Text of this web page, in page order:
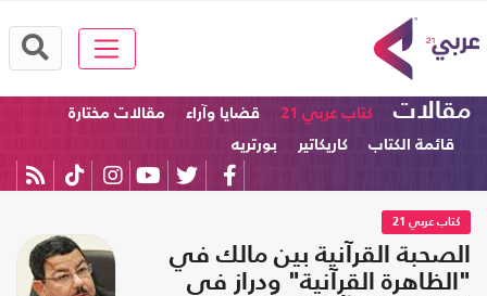
مقالات كتاب عربي 21 قضايا وآراء
مقالات مختارة
قائمة الكتاب
كاريكاتير بورتريه
كتاب عربي 21
الصحبة القرآنية بين مالك في
"الظاهرة القرآنية" ودراز في